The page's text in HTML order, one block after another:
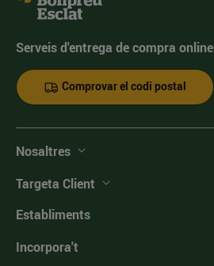
Serveis d'entrega de compra online
Comprovar el codi postal
Nosaltres
Targeta Client
Establiments
Incorpora't